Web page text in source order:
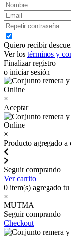
Quiero recibir
Ver los términos y
Finalizar registro
o iniciar sesión
×
Aceptar
×
Producto agregado a
Seguir comprando
Ver carrito
0 item(s) agregado
×
MUTMA
Seguir comprando
Checkout